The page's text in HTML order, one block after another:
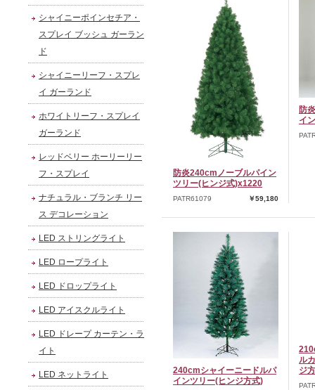
シャイニーポインセチア・
スプレイ ブッシュ ガーラン
ド
シャイニーリーフ・スプレ
イ ガーランド
ホワイトリーフ・スプレイ
ガーランド
レッドベリー ホーリーリー
フ・スプレイ
ナチュラル・ブランチ リー
ス デコレーション
LED ストリングライト
LED ロープライト
LED ドロップライト
LED アイスクルライト
LED ドレープ カーテン・ラ
イト
LED ネットライト
防炎240cmノーブルパイン
ツリー(ヒンジ式)x1220
PATR61079 ￥59,180
防
イ
240cmシャイーニードルパ
インツリー(ヒンジ方式)
ル
ジ